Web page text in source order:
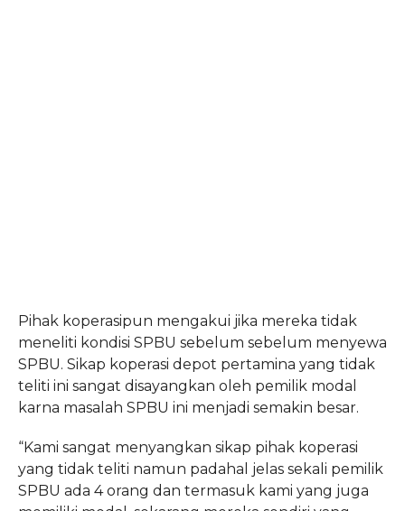
Pihak koperasipun mengakui jika mereka tidak
meneliti kondisi SPBU sebelum sebelum menyewa
SPBU. Sikap koperasi depot pertamina yang tidak
teliti ini sangat disayangkan oleh pemilik modal
karna masalah SPBU ini menjadi semakin besar.
“Kami sangat menyangkan sikap pihak koperasi
yang tidak teliti namun padahal jelas sekali pemilik
SPBU ada 4 orang dan termasuk kami yang juga